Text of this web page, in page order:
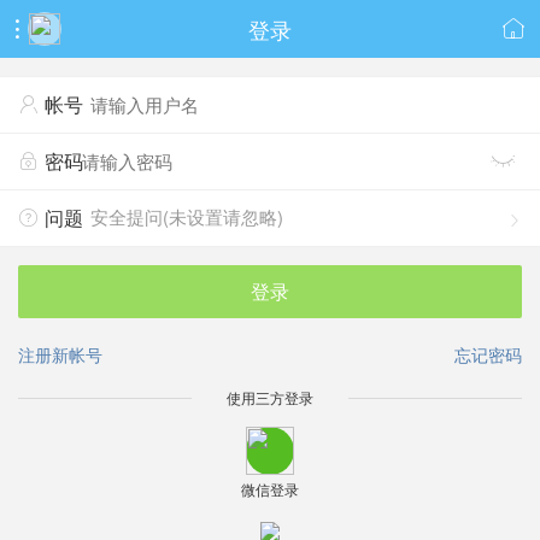
 登录 
 帐号
 密码 
 问题 
安全提问(未设置请忽略)
登录
忘记密码
注册新帐号
使用三方登录
微信登录